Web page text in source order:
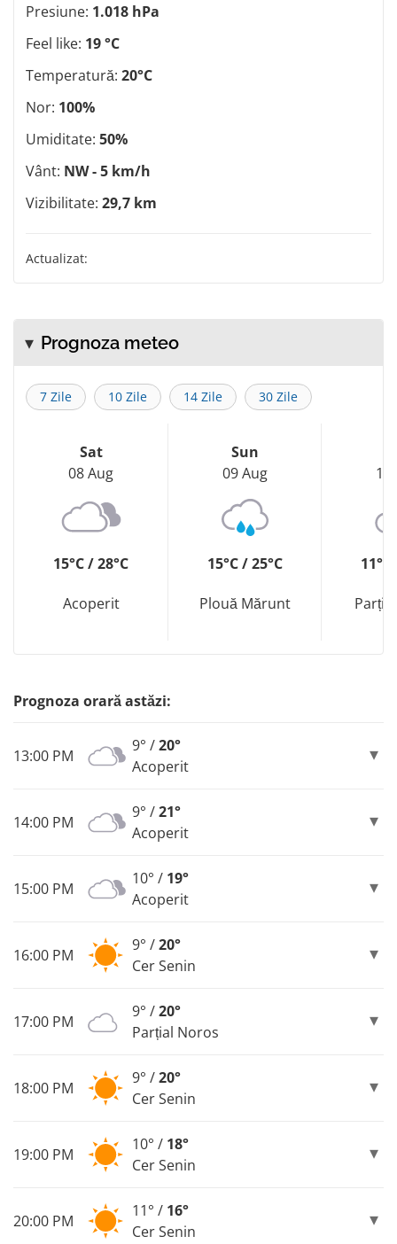
Presiune: 1.018 hPa
Feel like: 19 °C
Temperatură: 20°C
Nor: 100%
Umiditate: 50%
Vânt: NW - 5 km/h
Vizibilitate: 29,7 km
Actualizat:
Prognoza meteo
7 Zile 10 Zile 14 Zile 30 Zile
Sat
08 Aug
15°C / 28°C
Acoperit
Sun
09 Aug
15°C / 25°C
Plouă Mărunt
10
11°C
Prognoza orară astăzi:
13:00 PM
9° /20°
Acoperit
14:00 PM
9° /21°
Acoperit
15:00 PM
10° / 19°
Acoperit
16:00 PM
9° /20°
Cer Senin
17:00 PM
9° /20°
Parțial Noros
18:00 PM
9° /20°
Cer Senin
19:00 PM
10° / 18°
Cer Senin
20:00 PM
11° / 16°
Cer Senin